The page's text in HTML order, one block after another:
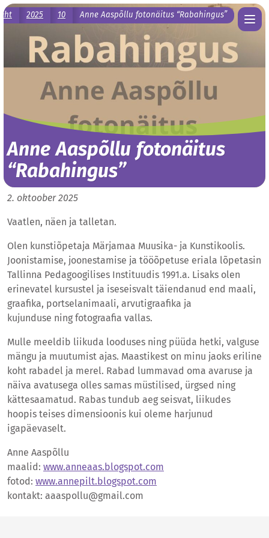
2025 10 Anne Aaspõllu fotonäitus “Rabahingus”
Anne Aaspõllu fotonäitus
“Rabahingus”
2. oktoober 2025
Vaatlen, näen ja talletan.
Olen kunstiõpetaja Märjamaa Muusika- ja Kunstikoolis.
Joonistamise, joonestamise ja tööõpetuse eriala lõpetasin
Tallinna Pedagoogilises Instituudis 1991.a. Lisaks olen
erinevatel kursustel ja iseseisvalt täiendanud end maali,
graafika, portselanimaali, arvutigraafika ja
kujunduse ning fotograafia vallas.
Mulle meeldib liikuda looduses ning püüda hetki, valguse
mängu ja muutumist ajas. Maastikest on minu jaoks eriline
koht rabadel ja merel. Rabad lummavad oma avaruse ja
näiva avatusega olles samas müstilised, ürgsed ning
kättesaamatud. Rabas tundub aeg seisvat, liikudes
hoopis teises dimensioonis kui oleme harjunud
igapäevaselt.
Anne Aaspõllu
maalid: www.anneaas.blogspot.com
fotod: www.annepilt.blogspot.com
kontakt: aaaspollu@gmail.com